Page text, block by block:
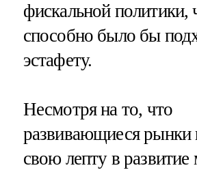
фискальной политики,
способно было бы
эстафету.
Несмотря на то, что
развивающиеся рынки
свою лепту в